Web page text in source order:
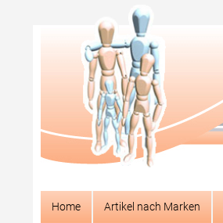
Zur Hauptnavigation springen
Home Artikel nach Marken